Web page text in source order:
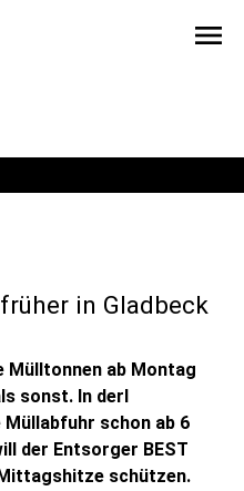
menu
in Gladbeck
Mülltonnen ab Montag
sonst. In derl
schon ab 6
der Entsorger BEST
schützen.